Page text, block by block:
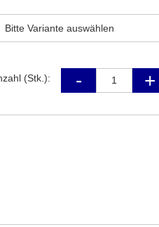
(Stk.):